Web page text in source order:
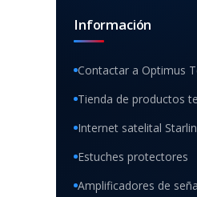
Información
Contactar a Optimus
Tienda de productos
Internet satelital
Estuches protectores
Amplificadores de